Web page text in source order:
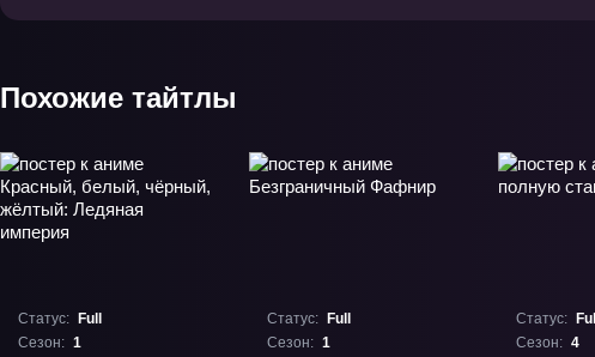
Похожие тайтлы
Статус:
Full
Сезон: 1
Статус:
Full
Сезон: 1
Статус:
Full
Сезон: 4